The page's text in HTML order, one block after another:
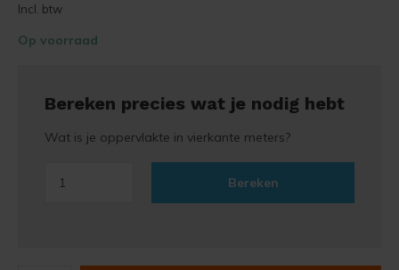
Incl. btw
Op voorraad
Bereken precies wat je nodig hebt
Wat is je oppervlakte in vierkante meters?
Bereken